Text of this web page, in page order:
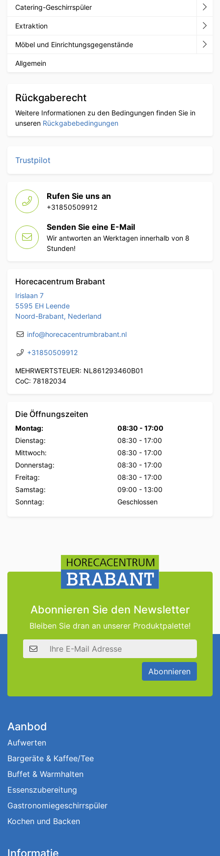
Catering-Geschirrspüler
Extraktion
Möbel und Einrichtungsgegenstände
Allgemein
Rückgaberecht
Weitere Informationen zu den Bedingungen finden Sie in
unseren Rückgabebedingungen
Trustpilot
Rufen Sie uns an
+31850509912
Senden Sie eine E-Mail
Wir antworten an Werktagen innerhalb von 8
Stunden!
Horecacentrum Brabant
Irislaan 7
5595 EH Leende
Noord-Brabant, Nederland
info@horecacentrumbrabant.nl
+31850509912
MEHRWERTSTEUER: NL861293460B01
CoC: 78182034
Die Öffnungszeiten
Montag: 08:30 - 17:00
Dienstag:
08:30 - 17:00
Mittwoch:
08:30 - 17:00
Donnerstag:
08:30 - 17:00
Freitag:
08:30 - 17:00
Samstag:
09:00 - 13:00
Sonntag:
Geschlossen
Abonnieren Sie den Newsletter
Bleiben Sie dran an unserer Produktpalette!
E-Mail Adresse
Abonnieren
Aanbod
Aufwerten
Bargeräte & Kaffee/Tee
Buffet & Warmhalten
Essenszubereitung
Gastronomiegeschirrspüler
Kochen und Backen
Informatie